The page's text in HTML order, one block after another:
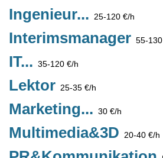
Ingenieur... 25-120 €/h
Interimsmanager 55-
IT... 35-120 €/h
Lektor 25-35 €/h
Marketing... 30 €/h
Multimedia&3D 20-40 €/h